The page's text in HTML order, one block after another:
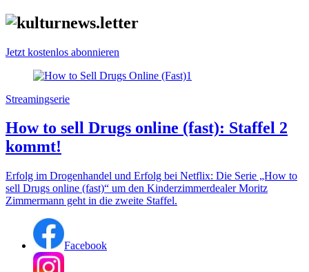
Jetzt kostenlos abonnieren
Streamingserie
How to sell Drugs online (fast): Staffel 2
kommt!
Erfolg im Drogenhandel und Erfolg bei Netflix: Die Serie „How to
sell Drugs online (fast)“ um den Kinderzimmerdealer Moritz
Zimmermann geht in die zweite Staffel.
Facebook